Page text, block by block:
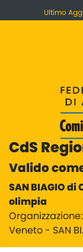
Ultimo
CdS
Valido
SAN BIAGIO di
olimpia
Veneto - SAN